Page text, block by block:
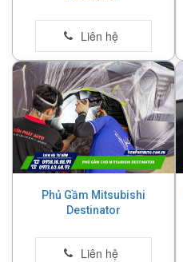
Phủ Gầm Mitsubishi
Destinator